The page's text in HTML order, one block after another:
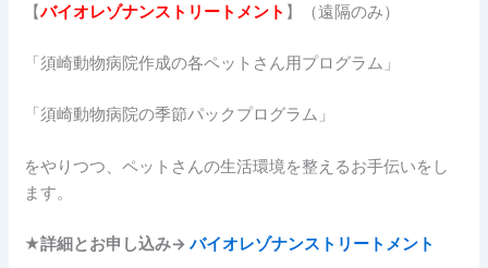
【バイオレゾナンストリートメント 】（遠隔のみ）
「須崎動物病院作成の各ペットさん用プログラム」
「須崎動物病院の季節パックプログラム」
をやりつつ、ペットさんの生活環境を整えるお手伝いをし
ます。
★詳細とお申し込み→バイオレゾナンストリートメント